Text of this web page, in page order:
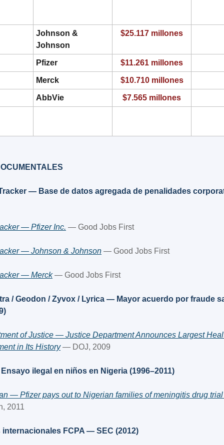
Johnson &
Johnson
$25.117 millones
Pfizer $11.261 millones
Merck $10.710 millones
AbbVie $7.565 millones
— Base de datos agregada de penalidades
— Pfizer Inc. — Good Jobs First
— Johnson & Johnson — Good Jobs First
— Merck — Good Jobs First
/ Geodon / Zyvox / Lyrica — Mayor acuerdo por fraude
of Justice — Justice Department Announces Largest
in Its History — DOJ, 2009
ilegal en niños en Nigeria (1996–2011)
— Pfizer pays out to Nigerian families of meningitis drug
2011
FCPA — SEC (2012)